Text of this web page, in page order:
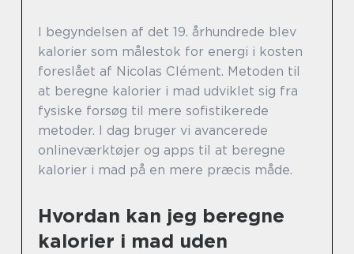
I begyndelsen af det 19. århundrede blev
kalorier som målestok for energi i kosten
foreslået af Nicolas Clément. Metoden til
at beregne kalorier i mad udviklet sig fra
fysiske forsøg til mere sofistikerede
metoder. I dag bruger vi avancerede
onlineværktøjer og apps til at beregne
kalorier i mad på en mere præcis måde.
Hvordan kan jeg beregne
kalorier i mad uden